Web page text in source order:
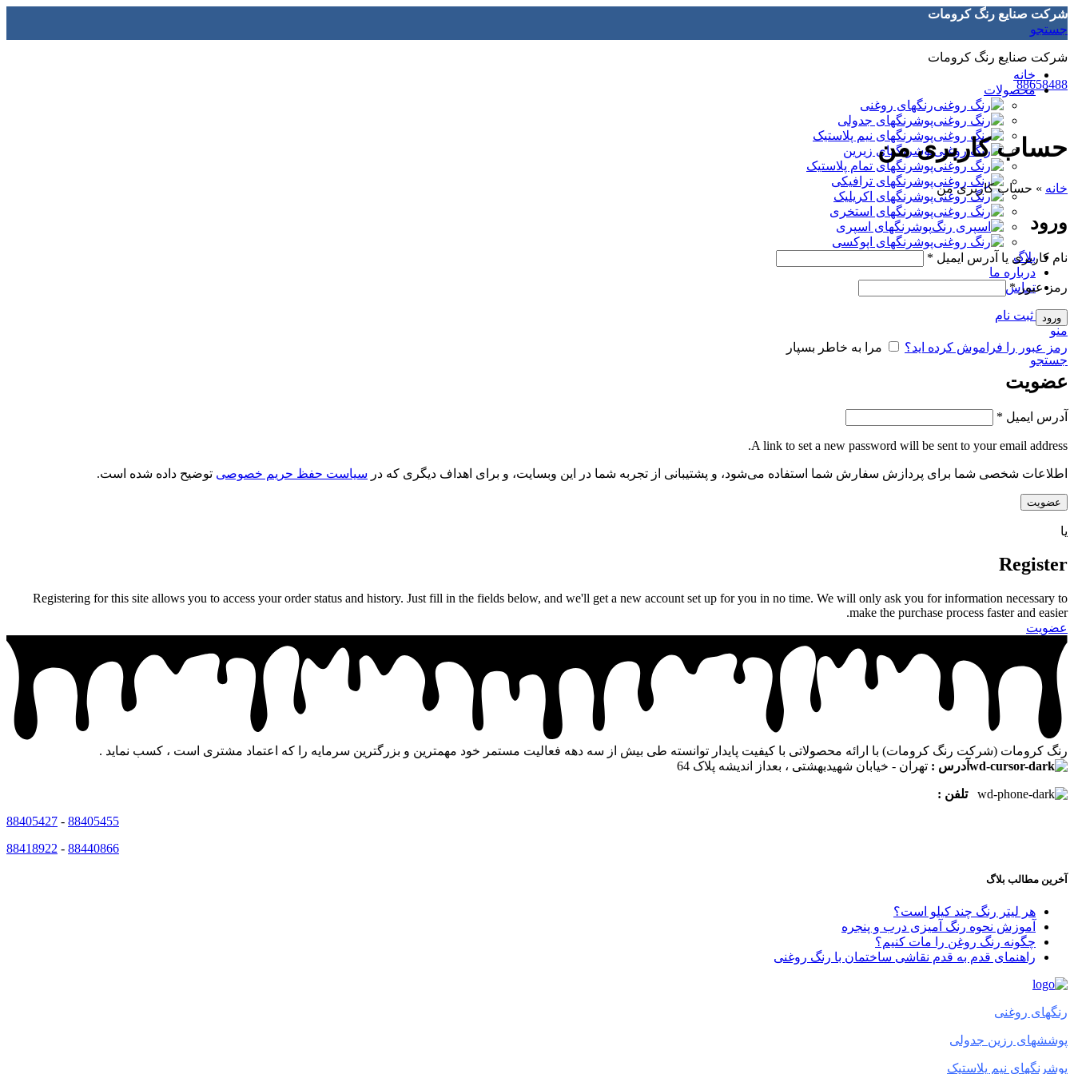
شرکت صنایع رنگ کرومات
جستجو
شرکت صنایع رنگ کرومات
88658488
خانه
محصولات
رنگهای روغنی
پوشرنگهای جدولی
پوشرنگهای نیم پلاستیک
پوشرنگهای زیرین
پوشرنگهای تمام پلاستیک
پوشرنگهای ترافیکی
پوشرنگهای اکریلیک
پوشرنگهای استخری
پوشرنگهای اسپری
پوشرنگهای اپوکسی
بلاگ
درباره ما
تماس با ما
ورود / ثبت نام
منو
جستجو
حساب کاربری من
خانه » حساب کاربری من
ورود
نام کاربری یا آدرس ایمیل *
رمز عبور*
ورود
رمز عبور را فراموش کرده اید؟ مرا به خاطر بسپار
عضویت
آدرس ایمیل *
A link to set a new password will be sent to your email address.
اطلاعات شخصی شما برای پردازش سفارش شما استفاده می‌شود، و پشتیبانی از تجربه شما در این وبسایت، و برای اهداف دیگری که در سیاست حفظ حریم خصوصی توضیح داده شده است.
عضویت
یا
Register
Registering for this site allows you to access your order status and history. Just fill in the fields below, and we'll get a new account set up for you in no time. We will only ask you for information necessary to
make the purchase process faster and easier.
عضویت
رنگ کرومات (شرکت رنگ کرومات) با ارائه محصولاتی با کیفیت پایدار توانسته طی بیش از سه دهه فعالیت مستمر خود مهمترین و بزرگترین سرمایه را که اعتماد مشتری است ، کسب نماید .
آدرس : تهران - خیابان شهیدبهشتی ، بعداز اندیشه پلاک 64
تلفن :
88405455
-
88405427
88440866
-
88418922
آخرین مطالب بلاگ
هر لیتر رنگ چند کیلو است؟
آموزش نحوه رنگ آمیزی درب و پنجره
چگونه رنگ روغن را مات کنیم؟
راهنمای قدم به قدم نقاشی ساختمان با رنگ روغنی
رنگهای روغنی
پوششهای رزین جدولی
پوشرنگهای نیم پلاستیک